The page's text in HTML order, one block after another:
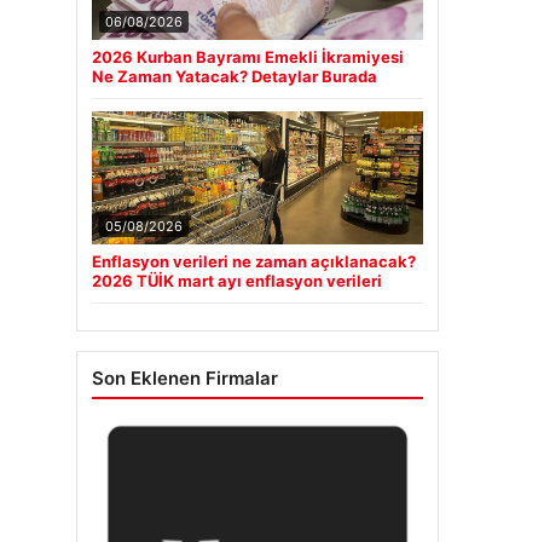
06/08/2026
2026 Kurban Bayramı Emekli İkramiyesi
Ne Zaman Yatacak? Detaylar Burada
05/08/2026
Enflasyon verileri ne zaman açıklanacak?
2026 TÜİK mart ayı enflasyon verileri
Son Eklenen Firmalar